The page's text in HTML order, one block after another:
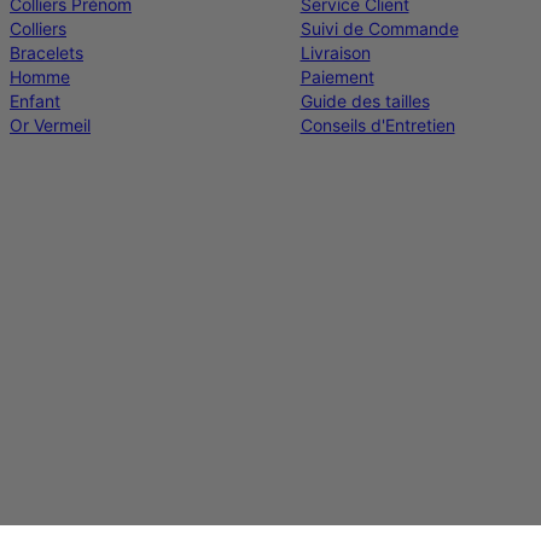
Colliers Prénom
Colliers
Bracelets
Homme
Enfant
Or Vermeil
Service Client
Suivi de Commande
Livraison
Paiement
Guide des tailles
Conseils d'Entretien